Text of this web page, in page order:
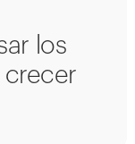
los
crecer